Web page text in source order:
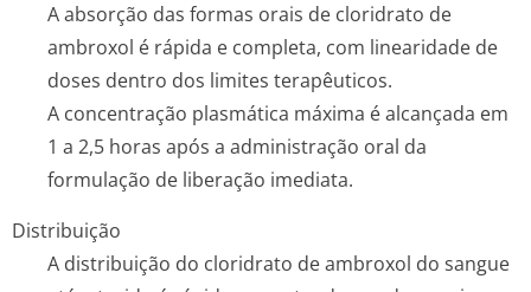
A absorção das formas orais de cloridrato de
ambroxol é rápida e completa, com linearidade de
doses dentro dos limites terapêuticos.
A concentração plasmática máxima é alcançada em
1 a 2,5 horas após a administração oral da
formulação de liberação imediata.
Distribuição
A distribuição do cloridrato de ambroxol do sangue